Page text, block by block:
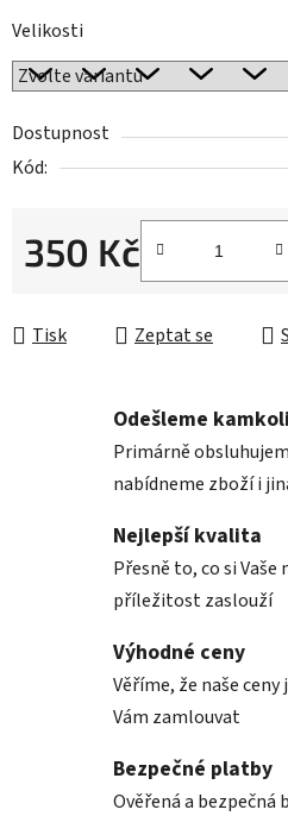
Velikosti
Dostupnost
Kód:
350 Kč
Tisk Zeptat se
Odešleme
Primárně
nabídneme zboží i
Nejlepší kvalita
Přesně to, co si
příležitost zaslouží
Výhodné ceny
Věříme, že naše ceny
Vám zamlouvat
Bezpečné platby
Ověřená a